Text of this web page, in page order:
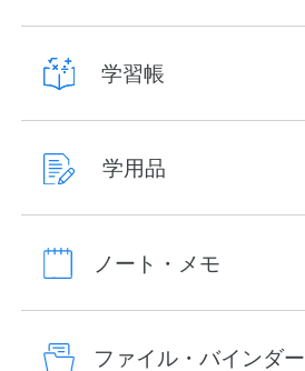
学習帳
学用品
ノート・メモ
ファイル・バインダー